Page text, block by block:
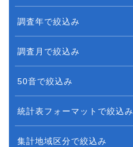
調査年で絞込み
調査月で絞込み
50音で絞込み
統計表フォーマットで絞込み
集計地域区分で絞込み